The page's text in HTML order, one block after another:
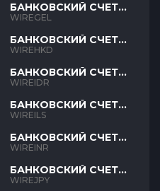
БАНКОВСКИЙ СЧЕТ
GEL
WIREGEL
БАНКОВСКИЙ СЧЕТ
HKD
WIREHKD
БАНКОВСКИЙ СЧЕТ
IDR
WIREIDR
БАНКОВСКИЙ СЧЕТ
ILS
WIREILS
БАНКОВСКИЙ СЧЕТ
INR
WIREINR
БАНКОВСКИЙ СЧЕТ
JPY
WIREJPY